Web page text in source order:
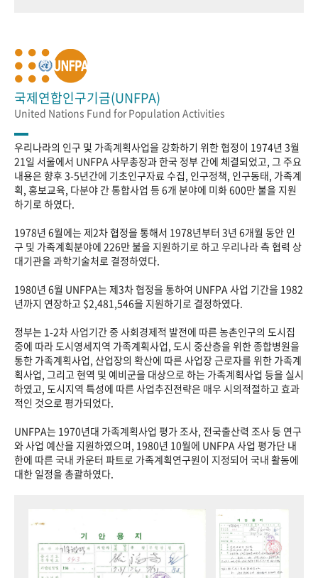
국제연합인구기금(UNFPA)
United Nations Fund for Population Activities
우리나라의 인구 및 가족계획사업을 강화하기 위한 협정이 1974년 3월
21일 서울에서 UNFPA 사무총장과 한국 정부 간에 체결되었고, 그 주요
내용은 향후 3-5년간에 기초인구자료 수집, 인구정책, 인구동태, 가족계
획, 홍보교육, 다분야 간 통합사업 등 6개 분야에 미화 600만 불을 지원
하기로 하였다.
1978년 6월에는 제2차 협정을 통해서 1978년부터 3년 6개월 동안 인
구 및 가족계획분야에 226만 불을 지원하기로 하고 우리나라 측 협력 상
대기관을 과학기술처로 결정하였다.
1980년 6월 UNFPA는 제3차 협정을 통하여 UNFPA 사업 기간을 1982
년까지 연장하고 $2,481,546을 지원하기로 결정하였다.
정부는 1-2차 사업기간 중 사회경제적 발전에 따른 농촌인구의 도시집
중에 따라 도시영세지역 가족계획사업, 도시 중산층을 위한 종합병원을
통한 가족계획사업, 산업장의 확산에 따른 사업장 근로자를 위한 가족계
획사업, 그리고 현역 및 예비군을 대상으로 하는 가족계획사업 등을 실시
하였고, 도시지역 특성에 따른 사업추진전략은 매우 시의적절하고 효과
적인 것으로 평가되었다.
UNFPA는 1970년대 가족계획사업 평가 조사, 전국출산력 조사 등 연구
와 사업 예산을 지원하였으며, 1980년 10월에 UNFPA 사업 평가단 내
한에 따른 국내 카운터 파트로 가족계획연구원이 지정되어 국내 활동에
대한 일정을 총괄하였다.